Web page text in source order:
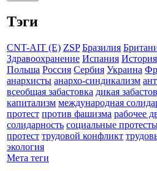
Тэги
CNT-AIT (E) ZSP Бразилия
Здравоохранение Испания История
Польша Россия Сербия Украина
анархисты анархо-синдикализм
всеобщая забастовка дикая
капитализм международная
протест против фашизма рабочее
солидарность социальные
протест трудовой конфликт
экология
Мета теги